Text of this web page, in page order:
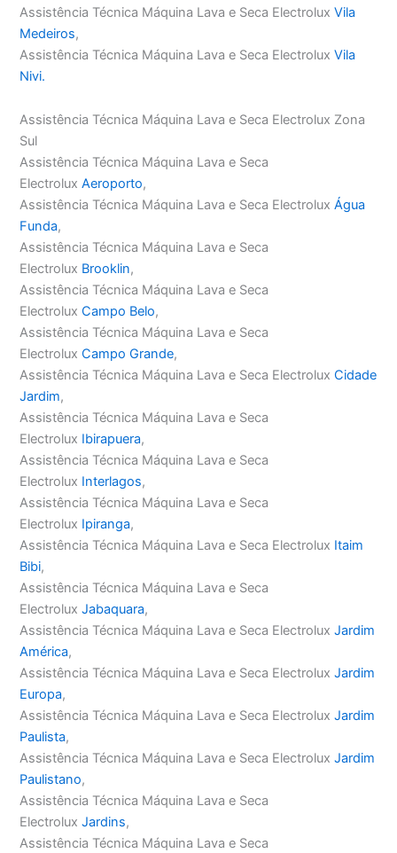
Assistência Técnica Máquina Lava e Seca ElectroluxVila
Medeiros,
Assistência Técnica Máquina Lava e Seca ElectroluxVila
Nivi.
Assistência Técnica Máquina Lava e Seca Electrolux Zona
Sul
Assistência Técnica Máquina Lava e Seca
ElectroluxAeroporto,
Assistência Técnica Máquina Lava e Seca ElectroluxÁgua
Funda,
Assistência Técnica Máquina Lava e Seca
Electrolux Brooklin,
Assistência Técnica Máquina Lava e Seca
ElectroluxCampo Belo,
Assistência Técnica Máquina Lava e Seca
ElectroluxCampo Grande,
Assistência Técnica Máquina Lava e Seca ElectroluxCidade
Jardim,
Assistência Técnica Máquina Lava e Seca
Electrolux Ibirapuera,
Assistência Técnica Máquina Lava e Seca
Electrolux Interlagos,
Assistência Técnica Máquina Lava e Seca
Electrolux Ipiranga,
Assistência Técnica Máquina Lava e Seca Electrolux Itaim
Bibi,
Assistência Técnica Máquina Lava e Seca
ElectroluxJabaquara,
Assistência Técnica Máquina Lava e Seca ElectroluxJardim
América,
Assistência Técnica Máquina Lava e Seca ElectroluxJardim
Europa,
Assistência Técnica Máquina Lava e Seca ElectroluxJardim
Paulista,
Assistência Técnica Máquina Lava e Seca ElectroluxJardim
Paulistano,
Assistência Técnica Máquina Lava e Seca
ElectroluxJardins,
Assistência Técnica Máquina Lava e Seca